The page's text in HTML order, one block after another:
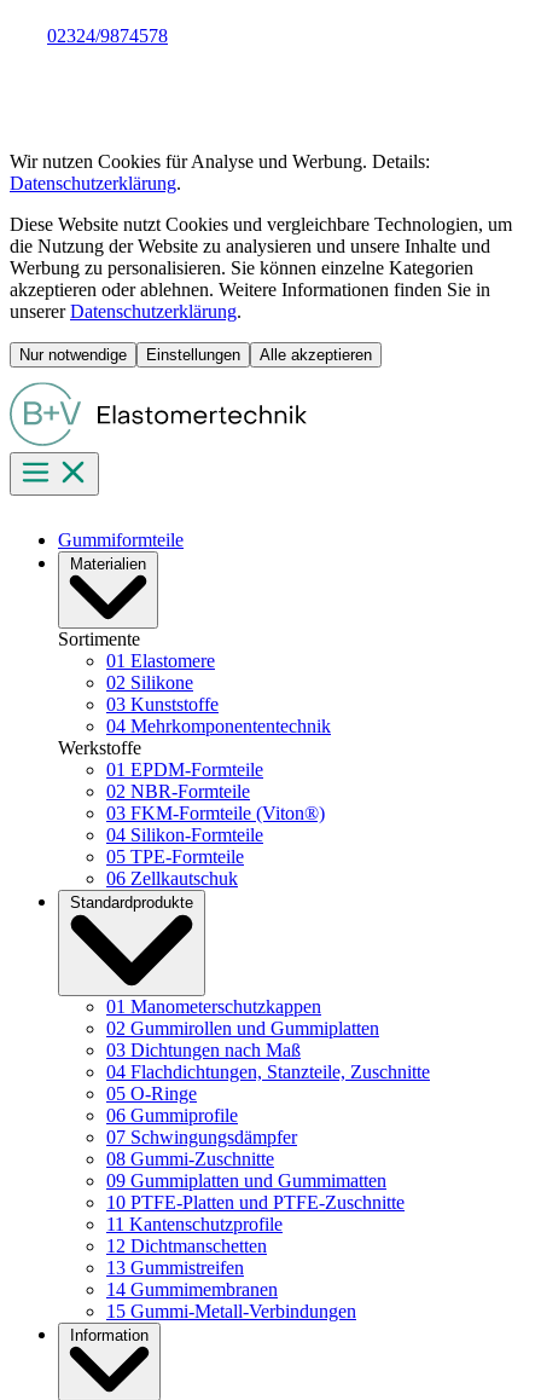
02324/9874578
Wir nutzen Cookies für Analyse und Werbung. Details:
Datenschutzerklärung.
Diese Website nutzt Cookies und vergleichbare Technologien, um
die Nutzung der Website zu analysieren und unsere Inhalte und
Werbung zu personalisieren. Sie können einzelne Kategorien
akzeptieren oder ablehnen. Weitere Informationen finden Sie in
unserer Datenschutzerklärung.
Nur notwendige Einstellungen Alle akzeptieren
Gummiformteile
Sortimente
01 Elastomere
02 Silikone
03 Kunststoffe
04 Mehrkomponententechnik
Werkstoffe
01 EPDM-Formteile
02 NBR-Formteile
03 FKM-Formteile (Viton®)
04 Silikon-Formteile
05 TPE-Formteile
06 Zellkautschuk
01 Manometerschutzkappen
02 Gummirollen und Gummiplatten
03 Dichtungen nach Maß
04 Flachdichtungen, Stanzteile, Zuschnitte
05 O-Ringe
06 Gummiprofile
07 Schwingungsdämpfer
08 Gummi-Zuschnitte
09 Gummiplatten und Gummimatten
10 PTFE-Platten und PTFE-Zuschnitte
11 Kantenschutzprofile
12 Dichtmanschetten
13 Gummistreifen
14 Gummimembranen
15 Gummi-Metall-Verbindungen